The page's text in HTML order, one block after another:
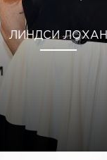
ЛИНДСИ ЛОХАН